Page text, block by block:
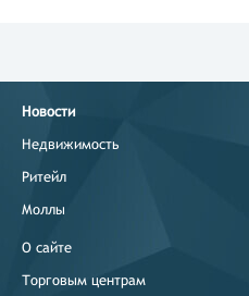
Новости
Недвижимость
Ритейл
Моллы
О сайте
Торговым центрам